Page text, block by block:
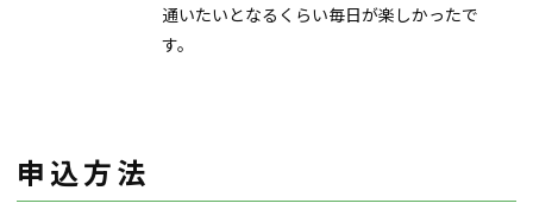
通いたいとなるくらい毎日が楽しかったで
す。
申込方法